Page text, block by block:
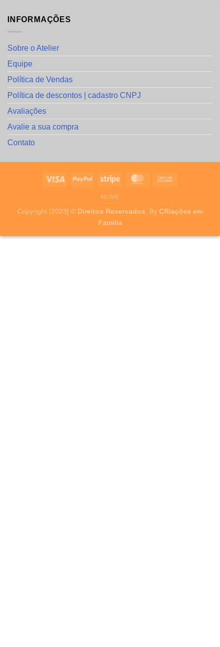
INFORMAÇÕES
Sobre o Atelier
Equipe
Política de Vendas
Política de descontos | cadastro CNPJ
Avaliações
Avalie a sua compra
Contato
HOME
Copyright [2023] © Direitos Reservados . By CRiações em
Familia